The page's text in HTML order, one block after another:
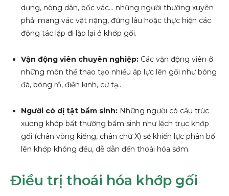
dựng, nông dân, bốc vác… những người thường xuyên
phải mang vác vật nặng, đứng lâu hoặc thực hiện các
động tác lặp đi lặp lại ở khớp gối.
Vận động viên chuyên nghiệp: Các vận động viên ở
những môn thể thao tạo nhiều áp lực lên gối như bóng
đá, bóng rổ, điền kinh, cử tạ..
Người có dị tật bẩm sinh: Những người có cấu trúc
xương khớp bất thường bẩm sinh như lệch trục khớp
gối (chân vòng kiềng, chân chữ X) sẽ khiến lực phân bố
lên khớp không đều, dễ dẫn đến thoái hóa sớm.
Điều trị thoái hóa khớp gối